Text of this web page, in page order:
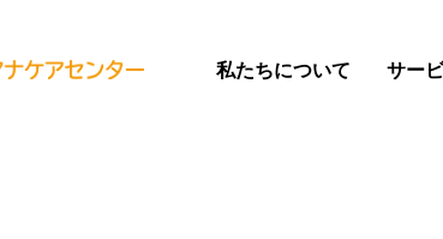
私たちについて サー